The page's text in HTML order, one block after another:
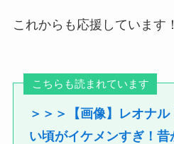
これからも応援しています！
こちらも読まれています
＞＞＞【画像】レオナ
い頃がイケメンすぎ！